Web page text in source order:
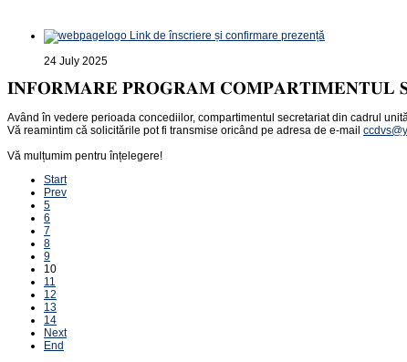
Link de înscriere și confirmare prezență
24 July 2025
𝐈𝐍𝐅𝐎𝐑𝐌𝐀𝐑𝐄 𝐏𝐑𝐎𝐆𝐑𝐀𝐌 𝐂𝐎𝐌𝐏𝐀𝐑𝐓𝐈𝐌𝐄𝐍𝐓𝐔𝐋
Având în vedere perioada concediilor, compartimentul secretariat din cadrul
Vă reamintim că solicitările pot fi transmise oricând pe adresa de e-mail
Vă mulțumim pentru înțelegere!
Start
Prev
5
6
7
8
9
10
11
12
13
14
Next
End